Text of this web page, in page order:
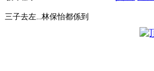
三子去左...林保怡都係到